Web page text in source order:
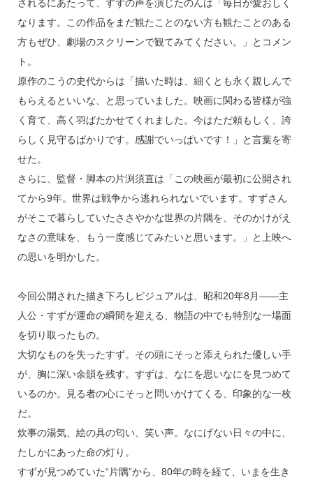
されるにあたって、すずの声を演じたのんは「毎日が愛おしく
なります。この作品をまだ観たことのない方も観たことのある
方もぜひ、劇場のスクリーンで観てみてください。」とコメン
ト。
原作のこうの史代からは「描いた時は、細くとも永く親しんで
もらえるといいな、と思っていました。映画に関わる皆様が強
く育て、高く羽ばたかせてくれました。今はただ頼もしく、誇
らしく見守るばかりです。感謝でいっぱいです！」と言葉を寄
せた。
さらに、監督・脚本の片渕須直は「この映画が最初に公開され
てから9年。世界は戦争から逃れられないでいます。すずさん
がそこで暮らしていたささやかな世界の片隅を、そのかけがえ
なさの意味を、もう一度感じてみたいと思います。」と上映へ
の思いを明かした。
今回公開された描き下ろしビジュアルは、昭和20年8月――主
人公・すずが運命の瞬間を迎える、物語の中でも特別な一場面
を切り取ったもの。
大切なものを失ったすず。その頭にそっと添えられた優しい手
が、胸に深い余韻を残す。すずは、なにを思いなにを見つめて
いるのか。見る者の心にそっと問いかけてくる、印象的な一枚
だ。
炊事の湯気、絵の具の匂い、笑い声。なにげない日々の中に、
たしかにあった命の灯り。
すずが見つめていた“片隅”から、80年の時を経て、いまを生き